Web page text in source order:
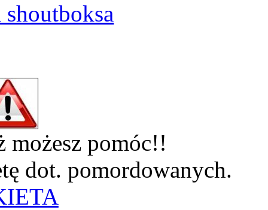
możesz pomóc!!
dot. pomordowanych.